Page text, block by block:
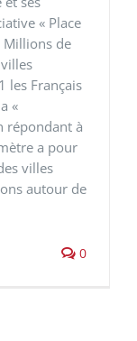
« Place
Millions de
les Français
«
répondant à
a pour
villes
autour de
0